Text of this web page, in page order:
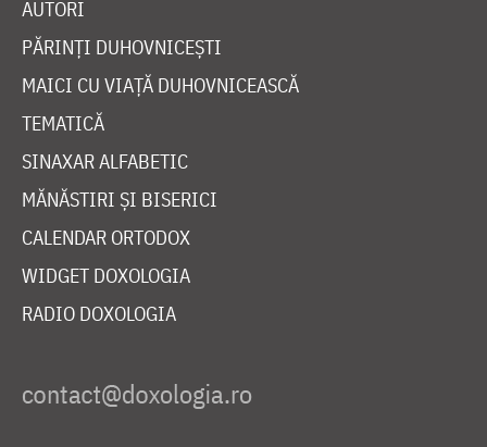
AUTORI
PĂRINȚI DUHOVNICEȘTI
MAICI CU VIAȚĂ DUHOVNICEASCĂ
TEMATICĂ
SINAXAR ALFABETIC
MĂNĂSTIRI ȘI BISERICI
CALENDAR ORTODOX
WIDGET DOXOLOGIA
RADIO DOXOLOGIA